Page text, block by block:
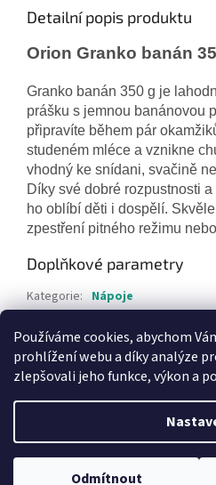
Používáme cookies, abychom
prohlížení webu a díky analýze
zlepšovali jeho funkce, výkon a
Odmítnout
Detailní popis produktu
Orion Granko banán
Granko banán 350 g je
prášku s jemnou banánovou
připravíte během pár
studeném mléce a vznikne
vhodný ke snídani, svačině
Díky své dobré rozpustnosti
ho oblíbí děti i dospělí.
zpestření pitného režimu
Doplňkové parametry
Kategorie: Nápoje
EAN: 8445292498609
Vytvořil
Copyright 2026Felidas.eu .